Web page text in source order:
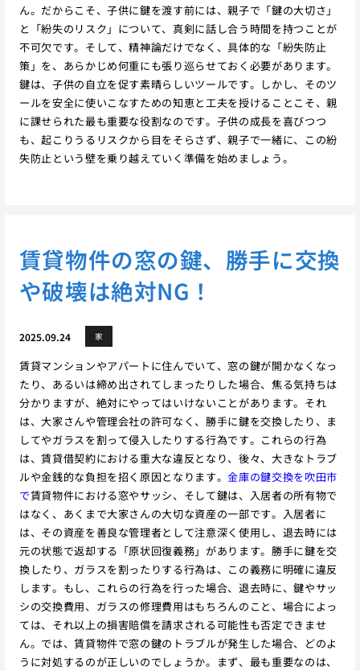
ん。だからこそ、子供に鍵を渡す前には、親子で「鍵の大切さ」
と「紛失のリスク」について、真剣に話し合う時間を持つことが
不可欠です。そして、精神論だけでなく、具体的な「紛失防止
策」を、あらかじめ何重にも張り巡らせておく必要があります。
鍵は、子供の自立を促す素晴らしいツールです。しかし、そのツ
ールを安全に使いこなすための知恵と工夫を授けることこそ、親
に課せられた最も重要な役割なのです。子供の成長を喜びつつ
も、起こりうるリスクから目をそらさず、親子で一緒に、この紛
失防止という壁を乗り越えていく準備を始めましょう。
賃貸物件の窓の鍵、勝手に交換
や破壊は絶対NG！
2025.09.24 家
賃貸マンションやアパートに住んでいて、窓の鍵が開かなくなっ
たり、あるいは締め出されてしまったりした場合、焦る気持ちは
分かりますが、絶対にやってはいけないことがあります。それ
は、大家さんや管理会社の許可なく、勝手に鍵を交換したり、ま
してやガラスを割って侵入したりする行為です。これらの行為
は、賃貸借契約における重大な違反となり、後々、大きなトラブ
ルや金銭的な負担を招く原因となります。金庫の鍵交換を吹田市
で賃貸物件における窓やサッシ、そして鍵は、入居者の所有物で
はなく、あくまで大家さんの大切な資産の一部です。入居者に
は、その資産を善良な管理者として注意深く使用し、退去時には
元の状態で返却する「原状回復義務」があります。勝手に鍵を交
換したり、ガラスを割ったりする行為は、この義務に明確に違反
します。もし、これらの行為を行った場合、退去時に、鍵やサッ
シの交換費用、ガラスの修理費用はもちろんのこと、場合によっ
ては、それ以上の損害賠償を請求される可能性も否定できませ
ん。では、賃貸物件で窓の鍵のトラブルが発生した場合、どのよ
うに対処するのが正しいのでしょうか。まず、最も重要なのは、